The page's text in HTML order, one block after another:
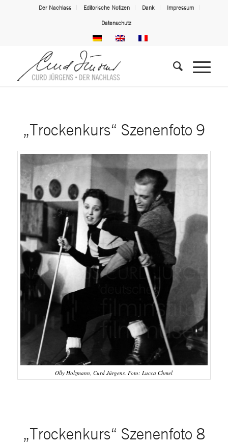
Der Nachlass Editorische Notizen Dank Impressum
Datenschutz
„Trockenkurs“ Szenenfoto 9
Olly Holzmann, Curd Jürgens. Foto: Lucca Chmel
„Trockenkurs“ Szenenfoto 8